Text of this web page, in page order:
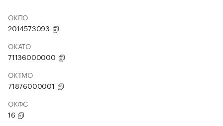
ОКПО
2014573093
ОКАТО
71136000000
ОКТМО
71876000001
ОКФС
16